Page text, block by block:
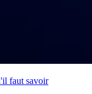
faut savoir